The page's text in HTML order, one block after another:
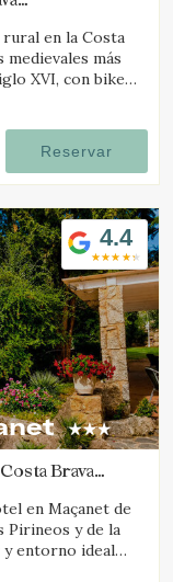
en la Costa
medievales más
XVI, con bike
Reservar
4.4
Brava
en Maçanet de
Pirineos y de la
y entorno ideal